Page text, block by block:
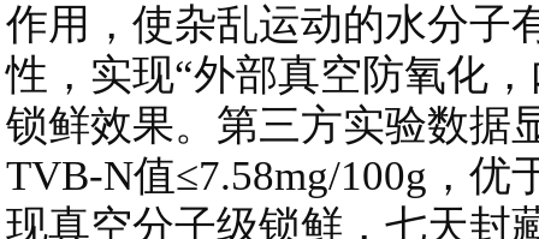
作用，使杂乱运动的水分子
性，实现“外部真空防氧化
锁鲜效果。第三方实验数据
TVB-N值≤7.58mg/100g，优
现真空分子级锁鲜，七天封